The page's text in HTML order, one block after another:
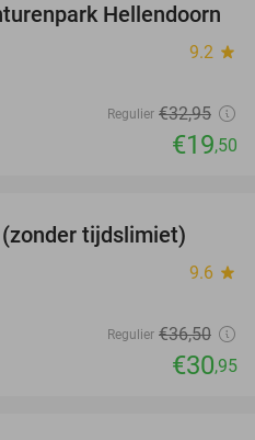
41%
Hellendoorn
9.2 star
Regulier €32,95
€19,50
tijdslimiet)
9.6 star
Regulier €36,50
€30,95